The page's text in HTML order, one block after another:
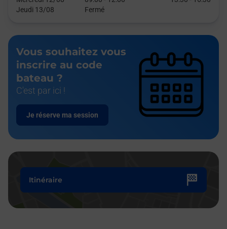
Jeudi 13/08
Fermé
Vous souhaitez vous
inscrire au code
bateau ?
C'est par ici !
Je réserve ma session
Itinéraire